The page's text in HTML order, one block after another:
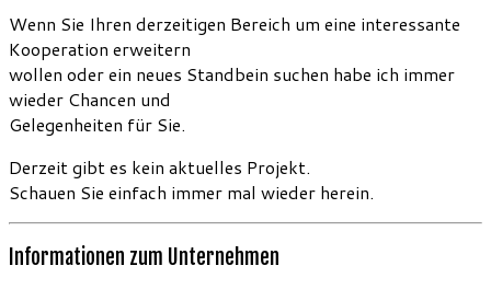
Wenn Sie Ihren derzeitigen Bereich um eine interessante
Kooperation erweitern
wollen oder ein neues Standbein suchen habe ich immer
wieder Chancen und
Gelegenheiten für Sie.
Derzeit gibt es kein aktuelles Projekt.
Schauen Sie einfach immer mal wieder herein.
Informationen zum Unternehmen